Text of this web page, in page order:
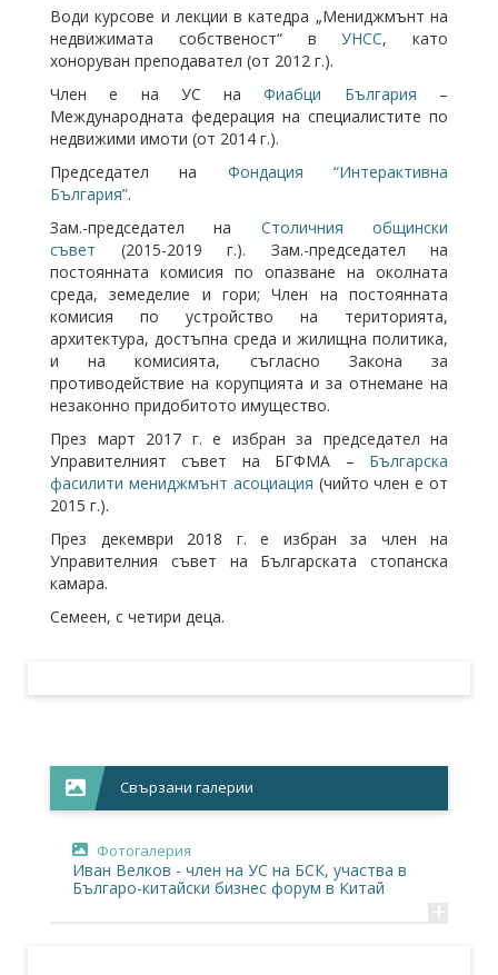
Води курсове и лекции в катедра „Мениджмънт на
недвижимата собственост“ вУНСС, като
хоноруван преподавател (от 2012 г.).
Член е на УС наФиабци България –
Международната федерация на специалистите по
недвижими имоти (от 2014 г.).
Председател на Фондация “Интерактивна
България”.
Зам.-председател на Столичния общински
съвет (2015-2019 г.). Зам.-председател на
постоянната комисия по опазване на околната
среда, земеделие и гори; Член на постоянната
комисия по устройство на територията,
архитектура, достъпна среда и жилищна политика,
и на комисията, съгласно Закона за
противодействие на корупцията и за отнемане на
незаконно придобитото имущество.
През март 2017 г. е избран за председател на
Управителният съвет на БГФМА – Българска
фасилити мениджмънт асоциация (чийто член е от
2015 г.).
През декември 2018 г. е избран за член на
Управителния съвет на Българската стопанска
камара.
Семеен, с четири деца.
Свързани галерии
Фотогалерия
Иван Велков - член на УС на БСК, участва в
Българо-китайски бизнес форум в Китай
+